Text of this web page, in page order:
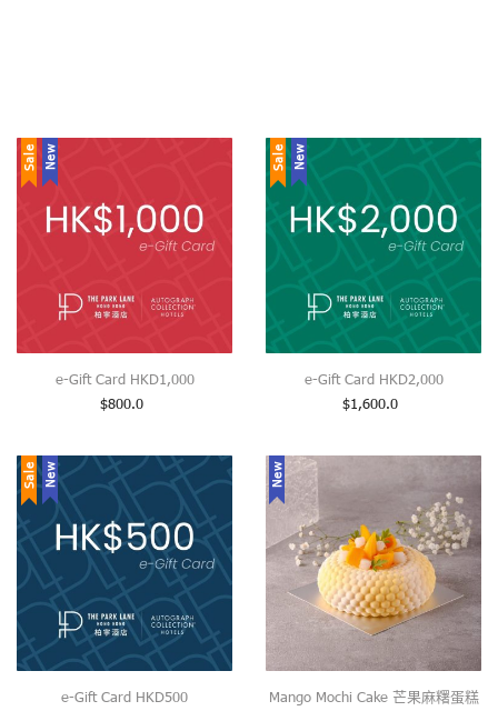
Sale New
e-Gift Card HKD1,000
$800.0
Sale New
e-Gift Card HKD2,000
$1,600.0
Sale New
e-Gift Card HKD500
New
Mango Mochi Cake 芒果麻糬蛋糕